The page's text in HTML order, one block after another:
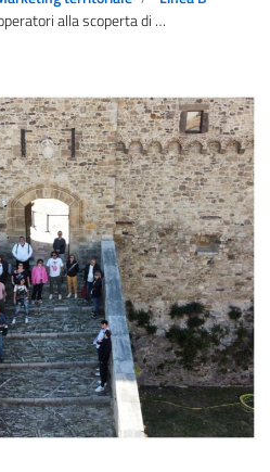
alla scoperta di Civitacampomarano